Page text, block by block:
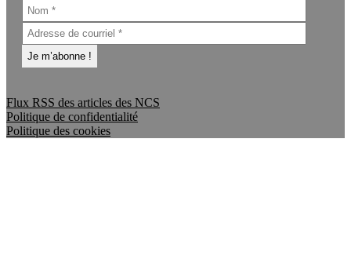
Flux RSS des articles des NCS
Politique de confidentialité
Politique des cookies